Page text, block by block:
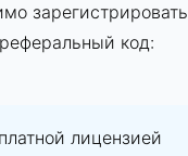
зарегистрировать
код:
лицензией